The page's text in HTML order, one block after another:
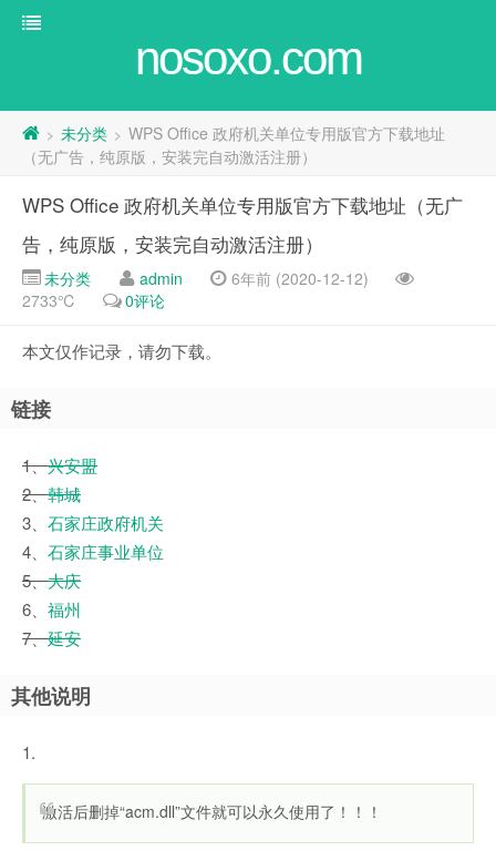
nosoxo.com
> 未分类 > WPS Office 政府机关单位专用版官方下载地址
（无广告，纯原版，安装完自动激活注册）
WPS Office 政府机关单位专用版官方下载地址（无广
告，纯原版，安装完自动激活注册）
未分类 admin
6年前 (2020-12-12)
2733℃
0评论
本文仅作记录，请勿下载。
链接
1、兴安盟
2、韩城
3、 石家庄政府机关
4、 石家庄事业单位
5、大庆
6、 福州
7、延安
其他说明
1.
激活后删掉“acm.dll”文件就可以永久使用了！！！